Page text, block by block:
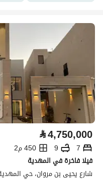
⃁4,750,000
7
9
450 م2
فيلا فاخرة في المهدية
شارع يحيى بن مروان، حي